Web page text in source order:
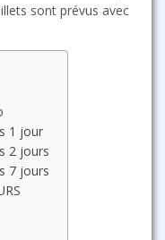
sont prévus avec
1 jour
2 jours
7 jours